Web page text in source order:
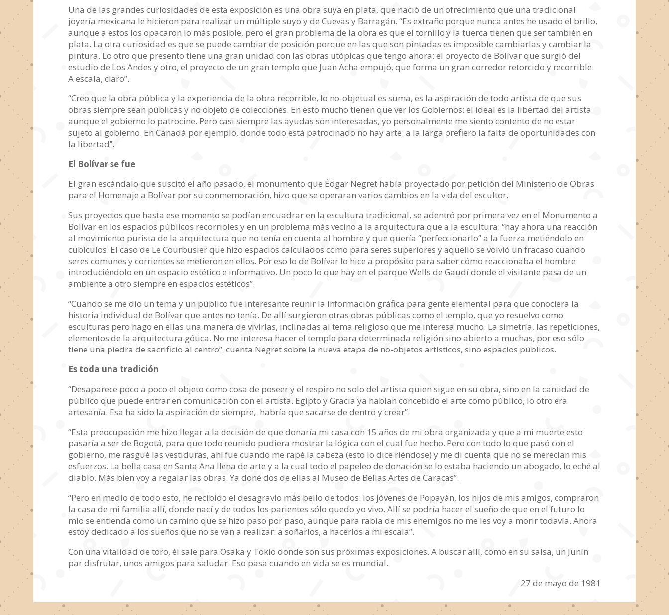
Una de las grandes curiosidades de esta exposición es una obra suya en plata, que nació de un ofrecimiento que una tradicional
joyería mexicana le hicieron para realizar un múltiple suyo y de Cuevas y Barragán. “Es extraño porque nunca antes he usado el brillo,
aunque a estos los opacaron lo más posible, pero el gran problema de la obra es que el tornillo y la tuerca tienen que ser también en
plata. La otra curiosidad es que se puede cambiar de posición porque en las que son pintadas es imposible cambiarlas y cambiar la
pintura. Lo otro que presento tiene una gran unidad con las obras utópicas que tengo ahora: el proyecto de Bolívar que surgió del
estudio de Los Andes y otro, el proyecto de un gran templo que Juan Acha empujó, que forma un gran corredor retorcido y recorrible.
A escala, claro”.
“Creo que la obra pública y la experiencia de la obra recorrible, lo no-objetual es suma, es la aspiración de todo artista de que sus
obras siempre sean públicas y no objeto de colecciones. En esto mucho tienen que ver los Gobiernos: el ideal es la libertad del artista
aunque el gobierno lo patrocine. Pero casi siempre las ayudas son interesadas, yo personalmente me siento contento de no estar
sujeto al gobierno. En Canadá por ejemplo, donde todo está patrocinado no hay arte: a la larga prefiero la falta de oportunidades con
la libertad”.
El Bolívar se fue
El gran escándalo que suscitó el año pasado, el monumento que Édgar Negret había proyectado por petición del Ministerio de Obras
para el Homenaje a Bolívar por su conmemoración, hizo que se operaran varios cambios en la vida del escultor.
Sus proyectos que hasta ese momento se podían encuadrar en la escultura tradicional, se adentró por primera vez en el Monumento a
Bolívar en los espacios públicos recorribles y en un problema más vecino a la arquitectura que a la escultura: “hay ahora una reacción
al movimiento purista de la arquitectura que no tenía en cuenta al hombre y que quería “perfeccionarlo” a la fuerza metiéndolo en
cubículos. El caso de Le Courbusier que hizo espacios calculados como para seres superiores y aquello se volvió un fracaso cuando
seres comunes y corrientes se metieron en ellos. Por eso lo de Bolívar lo hice a propósito para saber cómo reaccionaba el hombre
introduciéndolo en un espacio estético e informativo. Un poco lo que hay en el parque Wells de Gaudí donde el visitante pasa de un
ambiente a otro siempre en espacios estéticos”.
“Cuando se me dio un tema y un público fue interesante reunir la información gráfica para gente elemental para que conociera la
historia individual de Bolívar que antes no tenía. De allí surgieron otras obras públicas como el templo, que yo resuelvo como
esculturas pero hago en ellas una manera de vivirlas, inclinadas al tema religioso que me interesa mucho. La simetría, las repeticiones,
elementos de la arquitectura gótica. No me interesa hacer el templo para determinada religión sino abierto a muchas, por eso sólo
tiene una piedra de sacrificio al centro”, cuenta Negret sobre la nueva etapa de no-objetos artísticos, sino espacios públicos.
Es toda una tradición
“Desaparece poco a poco el objeto como cosa de poseer y el respiro no solo del artista quien sigue en su obra, sino en la cantidad de
público que puede entrar en comunicación con el artista. Egipto y Gracia ya habían concebido el arte como público, lo otro era
artesanía. Esa ha sido la aspiración de siempre, habría que sacarse de dentro y crear”.
“Esta preocupación me hizo llegar a la decisión de que donaría mi casa con 15 años de mi obra organizada y que a mi muerte esto
pasaría a ser de Bogotá, para que todo reunido pudiera mostrar la lógica con el cual fue hecho. Pero con todo lo que pasó con el
gobierno, me rasgué las vestiduras, ahí fue cuando me rapé la cabeza (esto lo dice riéndose) y me di cuenta que no se merecían mis
esfuerzos. La bella casa en Santa Ana llena de arte y a la cual todo el papeleo de donación se lo estaba haciendo un abogado, lo eché al
diablo. Más bien voy a regalar las obras. Ya doné dos de ellas al Museo de Bellas Artes de Caracas”.
“Pero en medio de todo esto, he recibido el desagravio más bello de todos: los jóvenes de Popayán, los hijos de mis amigos, compraron
la casa de mi familia allí, donde nací y de todos los parientes sólo quedo yo vivo. Allí se podría hacer el sueño de que en el futuro lo
mío se entienda como un camino que se hizo paso por paso, aunque para rabia de mis enemigos no me les voy a morir todavía. Ahora
estoy dedicado a los sueños que no se van a realizar: a soñarlos, a hacerlos a mi escala”.
Con una vitalidad de toro, él sale para Osaka y Tokio donde son sus próximas exposiciones. A buscar allí, como en su salsa, un Junín
par disfrutar, unos amigos para saludar. Eso pasa cuando en vida se es mundial.
27 de mayo de 1981